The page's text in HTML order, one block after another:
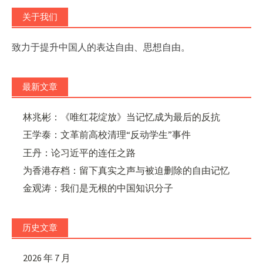
关于我们
致力于提升中国人的表达自由、思想自由。
最新文章
林兆彬：《唯红花绽放》当记忆成为最后的反抗
王学泰：文革前高校清理“反动学生”事件
王丹：论习近平的连任之路
为香港存档：留下真实之声与被迫删除的自由记忆
金观涛：我们是无根的中国知识分子
历史文章
2026 年 7 月